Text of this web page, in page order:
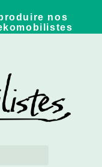
nos